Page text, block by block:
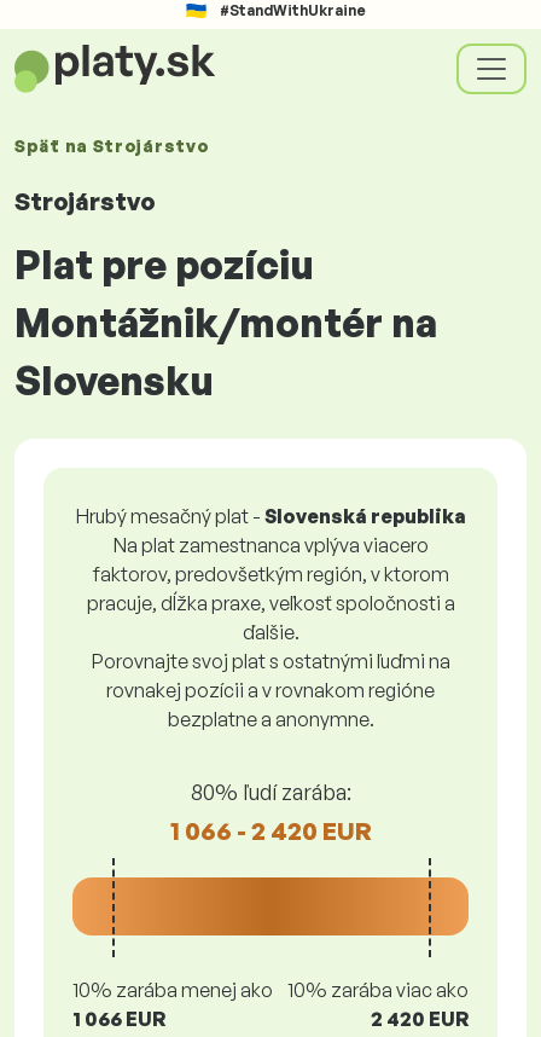
#StandWithUkraine
Späť na Strojárstvo
Strojárstvo
Plat pre pozíciu
Montážnik/montér na
Slovensku
Hrubý mesačný plat - Slovenská republika
Na plat zamestnanca vplýva viacero
faktorov, predovšetkým región, v ktorom
pracuje, dĺžka praxe, veľkosť spoločnosti a
ďalšie.
Porovnajte svoj plat s ostatnými ľuďmi na
rovnakej pozícii a v rovnakom regióne
bezplatne a anonymne.
80% ľudí zarába:
1 066 - 2 420 EUR
10% zarába menej ako
1 066 EUR
10% zarába viac ako
2 420 EUR